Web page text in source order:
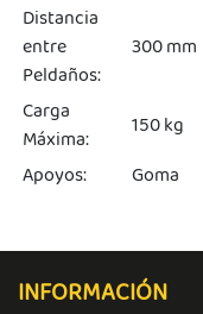
Distancia
entre
Peldaños:
300 mm
Carga
Máxima:
150 kg
Apoyos:
Goma
INFORMACIÓN